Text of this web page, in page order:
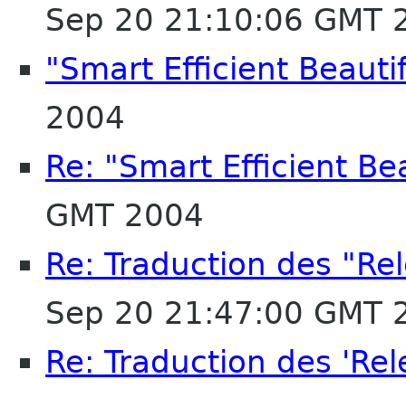
Sep 20 21:10:06 GMT
"Smart Efficient
2004
Re: "Smart Efficient
GMT 2004
Re: Traduction des
Sep 20 21:47:00 GMT
Re: Traduction des